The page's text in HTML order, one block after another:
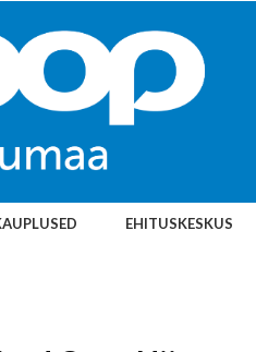
EHITUSKESKUS